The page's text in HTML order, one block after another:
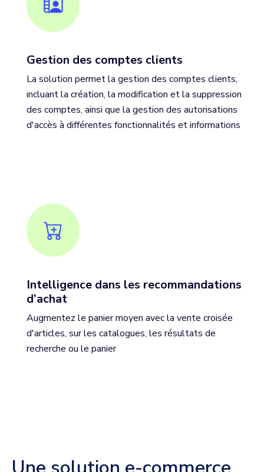
Gestion des comptes clients
La solution permet la gestion des comptes clients,
incluant la création, la modification et la suppression
des comptes, ainsi que la gestion des autorisations
d'accès à différentes fonctionnalités et informations
Intelligence dans les recommandations
d’achat
Augmentez le panier moyen avec la vente croisée
d'articles, sur les catalogues, les résultats de
recherche ou le panier